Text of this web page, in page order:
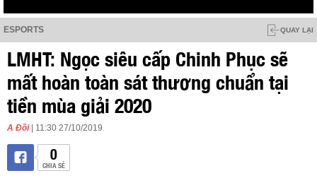
ESPORTS QUAY LẠI
LMHT: Ngọc siêu cấp Chinh Phục sẽ
mất hoàn toàn sát thương chuẩn tại
tiền mùa giải 2020
A Đồi | 11:30 27/10/2019
0
CHIA SẺ